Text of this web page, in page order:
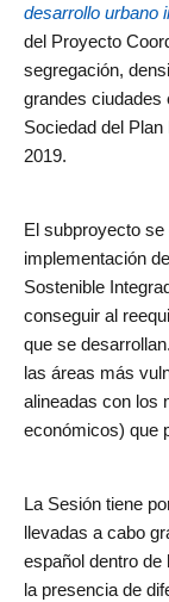
desarrollo urbano
del Proyecto
segregación,
grandes ciudades
Sociedad del
2019.
El subproyecto
implementación
Sostenible
conseguir al
que se
las áreas más
alineadas con los
económicos) que
La Sesión tiene
llevadas a cabo
español dentro
la presencia de